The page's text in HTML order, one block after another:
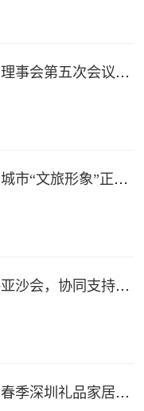
商会第四届理事会第五次会议召开
重磅！随州城市“文旅形象”正式发布！
吉之礼携手亚沙会，协同支持、共襄盛举
2019第27届春季深圳礼品家居展开幕 引领礼赠行业新动向